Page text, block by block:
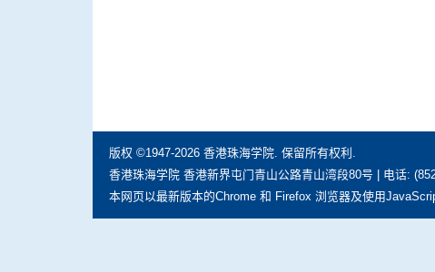
版权 ©1947-2026 香港珠海学院. 保留所有权利.
香港珠海学院 香港新界屯门青山公路青山湾段80号 | 电话:
本网页以最新版本的Chrome 和 Firefox 浏览器及使用